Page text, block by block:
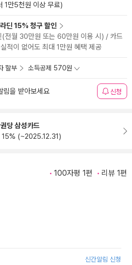
1만5천원 이상 무료)
딘 15% 청구 할인
(전월 30만원 또는 60만원 이용 시) / 카드
적이 없어도 최대 1만원 혜택 제공
할부 소득공제 570원
림을 받아보세요 신청
당 삼성카드
15% (~2025.12.31)
100자평 1편 리뷰 1편
신간알림 신청